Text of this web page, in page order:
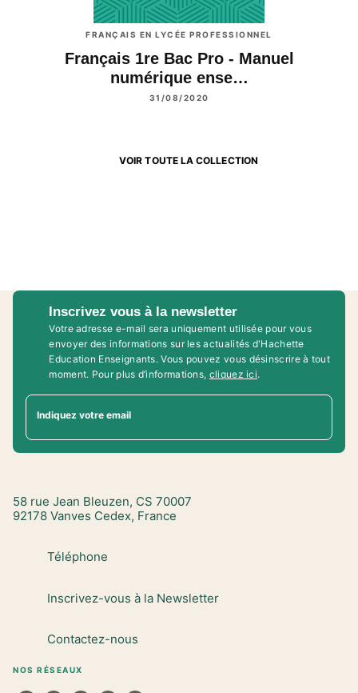
FRANÇAIS EN LYCÉE PROFESSIONNEL
Français 1re Bac Pro - Manuel
numérique ense…
31/08/2020
VOIR TOUTE LA COLLECTION
Inscrivez vous à la newsletter
Votre adresse e-mail sera uniquement utilisée pour vous
envoyer des informations sur les actualités d'Hachette
Education Enseignants. Vous pouvez vous désinscrire à tout
moment. Pour plus d’informations, cliquez ici.
Indiquez votre email
58 rue Jean Bleuzen, CS 70007
92178 Vanves Cedex, France
Téléphone
Inscrivez-vous à la Newsletter
Contactez-nous
NOS RÉSEAUX